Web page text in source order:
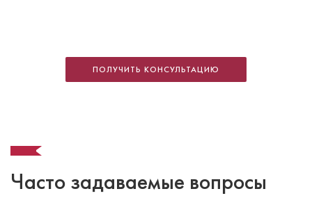
ПОЛУЧИТЬ КОНСУЛЬТАЦИЮ
Часто задаваемые вопросы